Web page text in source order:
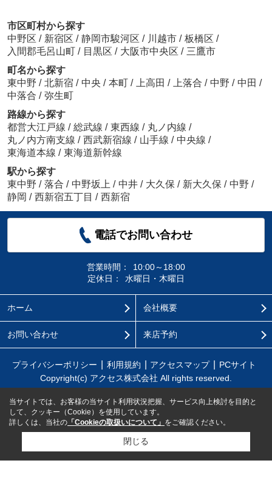
市区町村から探す
中野区 / 新宿区 / 静岡市駿河区 / 川越市 / 板橋区 /
入間郡毛呂山町 / 目黒区 / 大阪市中央区 / 三鷹市
町名から探す
東中野 / 北新宿 / 中央 / 本町 / 上高田 / 上落合 / 中野 / 中田 /
中落合 / 弥生町
路線から探す
都営大江戸線 / 総武線 / 東西線 / 丸ノ内線 /
丸ノ内方南支線 / 西武新宿線 / 山手線 / 中央線 /
東海道本線 / 東海道新幹線
駅から探す
東中野 / 落合 / 中野坂上 / 中井 / 大久保 / 新大久保 / 中野 /
静岡 / 西新宿五丁目 / 西新宿
電話でお問い合わせ
営業時間：
10:00～18:00
定休日：
水曜日・木曜日
ホーム 会社概要
お問い合わせ 来店予約
プライバシーポリシー 利用規約 アクセスマップ
PCサイト
Copyright(c) アクセス株式会社 All rights reserved.
当サイトでは、お客様の当サイト利用状況把握、サービス向上検討を目的と
して、クッキー（Cookie）を使用しています。
詳しくは、当社の 「Cookieの取扱いについて」 をご確認ください。
閉じる